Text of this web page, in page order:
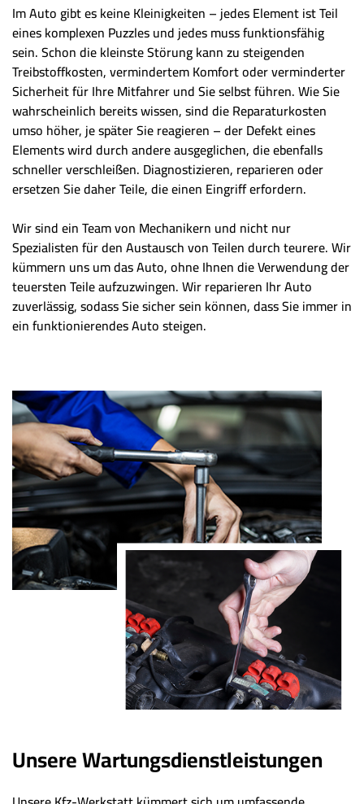
Im Auto gibt es keine Kleinigkeiten – jedes Element ist Teil
eines komplexen Puzzles und jedes muss funktionsfähig
sein. Schon die kleinste Störung kann zu steigenden
Treibstoffkosten, vermindertem Komfort oder verminderter
Sicherheit für Ihre Mitfahrer und Sie selbst führen. Wie Sie
wahrscheinlich bereits wissen, sind die Reparaturkosten
umso höher, je später Sie reagieren – der Defekt eines
Elements wird durch andere ausgeglichen, die ebenfalls
schneller verschleißen. Diagnostizieren, reparieren oder
ersetzen Sie daher Teile, die einen Eingriff erfordern.
Wir sind ein Team von Mechanikern und nicht nur
Spezialisten für den Austausch von Teilen durch teurere. Wir
kümmern uns um das Auto, ohne Ihnen die Verwendung der
teuersten Teile aufzuzwingen. Wir reparieren Ihr Auto
zuverlässig, sodass Sie sicher sein können, dass Sie immer in
ein funktionierendes Auto steigen.
Unsere Wartungsdienstleistungen